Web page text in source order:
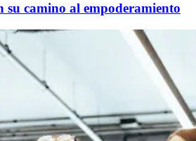
su camino al empoderamiento